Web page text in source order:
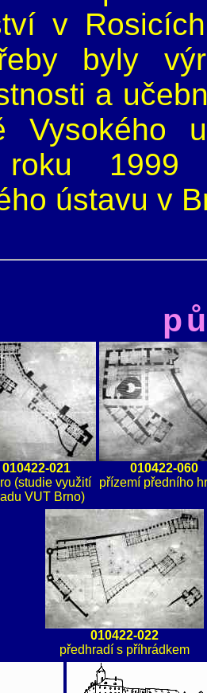
v
byly
a
Vysokého
roku
ústavu v
010422-021
(studie využití
VUT Brno)
010422-060
přízemí předního
010422-022
předhradí s příhrádkem